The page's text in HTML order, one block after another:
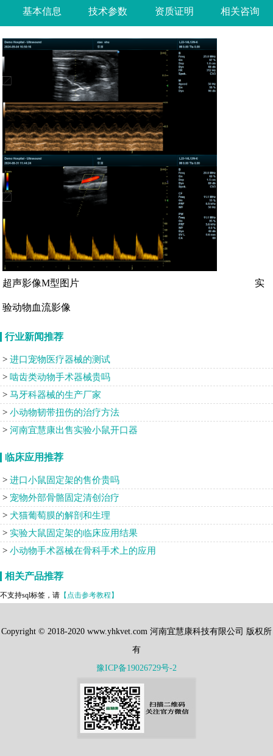
基本信息 技术参数 资质证明 相关咨询
超声影像M型图片 实
验动物血流影像
行业新闻推荐
进口宠物医疗器械的测试
啮齿类动物手术器械贵吗
马牙科器械的生产厂家
小动物韧带扭伤的治疗方法
河南宜慧康出售实验小鼠开口器
临床应用推荐
进口小鼠固定架的售价贵吗
宠物外部骨骼固定清创治疗
犬猫葡萄膜的解剖和生理
实验大鼠固定架的临床应用结果
小动物手术器械在骨科手术上的应用
相关产品推荐
不支持sql标签，请 【点击参考教程】
Copyright © 2018-2020 www.yhkvet.com 河南宜慧康科技有限公司 版权所
有
豫ICP备19026729号-2